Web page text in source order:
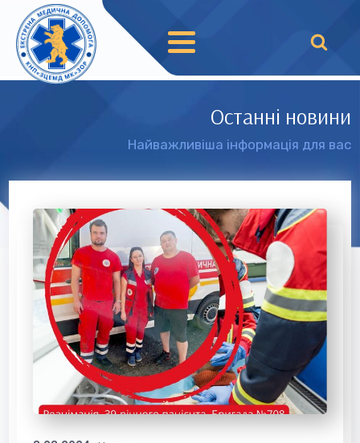
Останні новини
Найважливіша інформація для вас